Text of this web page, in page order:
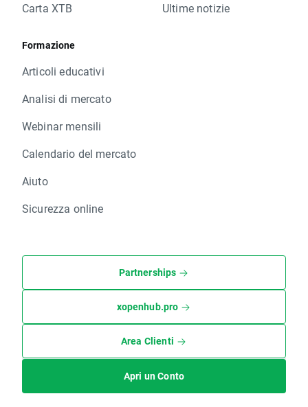
Carta XTB
Formazione
Articoli educativi
Analisi di mercato
Webinar mensili
Calendario del mercato
Aiuto
Sicurezza online
Ultime notizie
Partnerships
xopenhub.pro
Area Clienti
Apri un Conto